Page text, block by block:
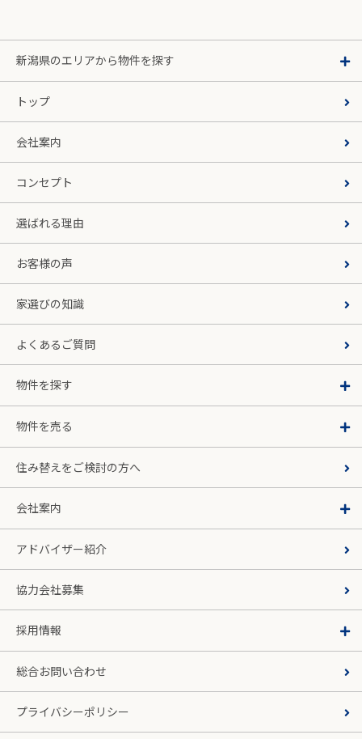
新潟県のエリアから物件を探す
トップ
会社案内
コンセプト
選ばれる理由
お客様の声
家選びの知識
よくあるご質問
物件を探す
物件を売る
住み替えをご検討の方へ
会社案内
アドバイザー紹介
協力会社募集
採用情報
総合お問い合わせ
プライバシーポリシー